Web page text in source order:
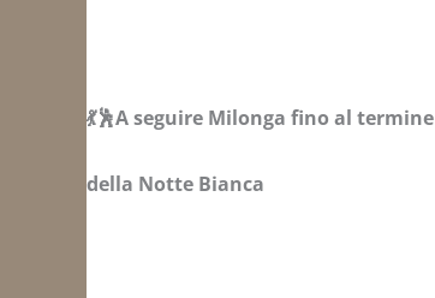
💃🕺A seguire Milonga fino al termine
della Notte Bianca